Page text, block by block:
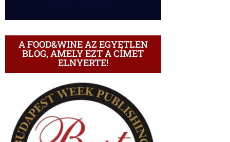
A FOOD&WINE AZ EGYETLEN
BLOG, AMELY EZT A CÍMET
ELNYERTE!